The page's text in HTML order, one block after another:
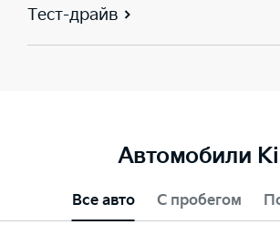
Тест-драйв
Автомобили
Все авто С пробегом